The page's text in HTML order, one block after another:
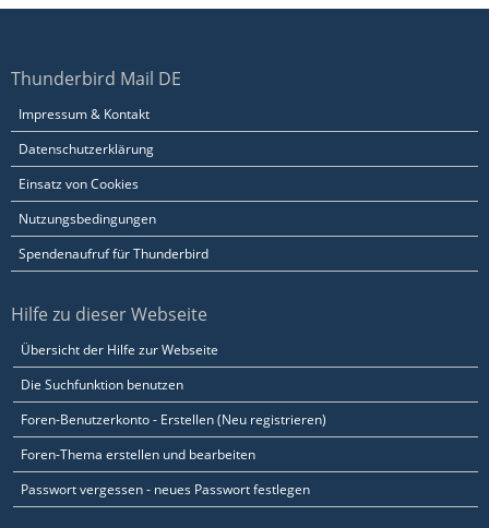
Thunderbird Mail DE
Impressum & Kontakt
Datenschutzerklärung
Einsatz von Cookies
Nutzungsbedingungen
Spendenaufruf für Thunderbird
Hilfe zu dieser Webseite
Übersicht der Hilfe zur Webseite
Die Suchfunktion benutzen
Foren-Benutzerkonto - Erstellen (Neu registrieren)
Foren-Thema erstellen und bearbeiten
Passwort vergessen - neues Passwort festlegen